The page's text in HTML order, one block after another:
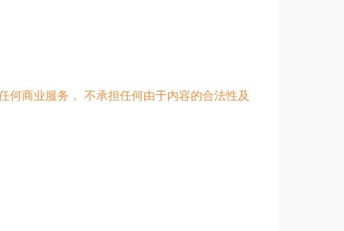
何商业服务， 不承担任何由于内容的合法性及